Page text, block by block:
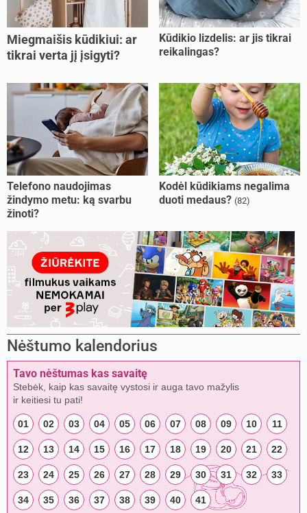
Miegmaišis kūdikiui: ar
tikrai verta jį įsigyti?
Kūdikio lizdelis: ar jis tikrai
reikalingas?
Telefono naudojimas
žindymo metu: ką svarbu
žinoti?
Kodėl kūdikiams negalima
duoti medaus? (82)
Nėštumo kalendorius
Tavo nėštumas kas savaitę
Stebėk, kaip kas savaitę vystosi ir auga tavo mažylis
ir keitiesi tu pati!
01 02 03 04 05 06 07 08 09 10 11
12 13 14 15 16 17 18 19 20 21 22
23 24 25 26 27 28 29 30 31 32 33
34 35 36 37 38 39 40 41